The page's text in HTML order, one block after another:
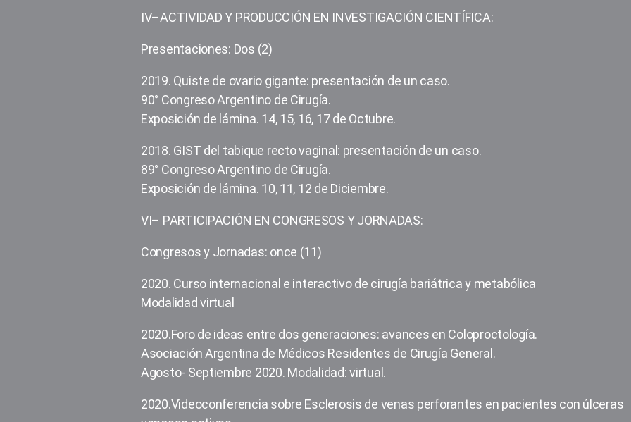
IV–ACTIVIDAD Y PRODUCCIÓN EN INVESTIGACIÓN CIENTÍFICA:
Presentaciones: Dos (2)
2019. Quiste de ovario gigante: presentación de un caso.
90° Congreso Argentino de Cirugía.
Exposición de lámina. 14, 15, 16, 17 de Octubre.
2018. GIST del tabique recto vaginal: presentación de un caso.
89° Congreso Argentino de Cirugía.
Exposición de lámina. 10, 11, 12 de Diciembre.
VI– PARTICIPACIÓN EN CONGRESOS Y JORNADAS:
Congresos y Jornadas: once (11)
2020. Curso internacional e interactivo de cirugía bariátrica y metabólica
Modalidad virtual
2020.Foro de ideas entre dos generaciones: avances en Coloproctología.
Asociación Argentina de Médicos Residentes de Cirugía General.
Agosto- Septiembre 2020. Modalidad: virtual.
2020.Videoconferencia sobre Esclerosis de venas perforantes en pacientes con úlceras